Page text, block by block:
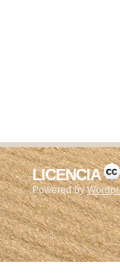
LICENCIA
Powered by